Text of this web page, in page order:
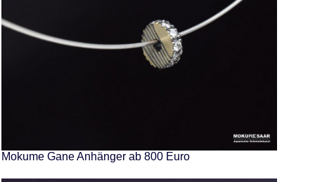
Mokume Gane Anhänger ab 800 Euro